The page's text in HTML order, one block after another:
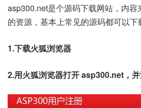
asp300.net是个源码下载网站，内
的资源，基本上常见的源码都可以下
1.下载火狐浏览器
2.用火狐浏览器打开 asp300.net，并